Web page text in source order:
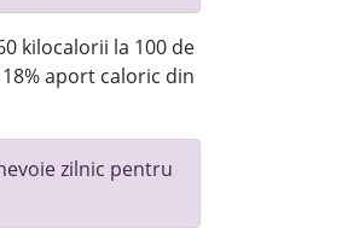
kilocalorii la 100 de
aport caloric din
zilnic pentru